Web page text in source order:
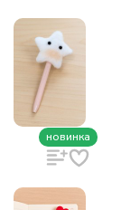
новинка